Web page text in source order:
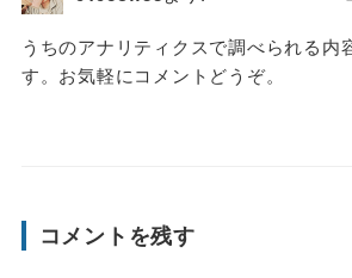
うちのアナリティクスで調べられる内
す。お気軽にコメントどうぞ。
コメントを残す